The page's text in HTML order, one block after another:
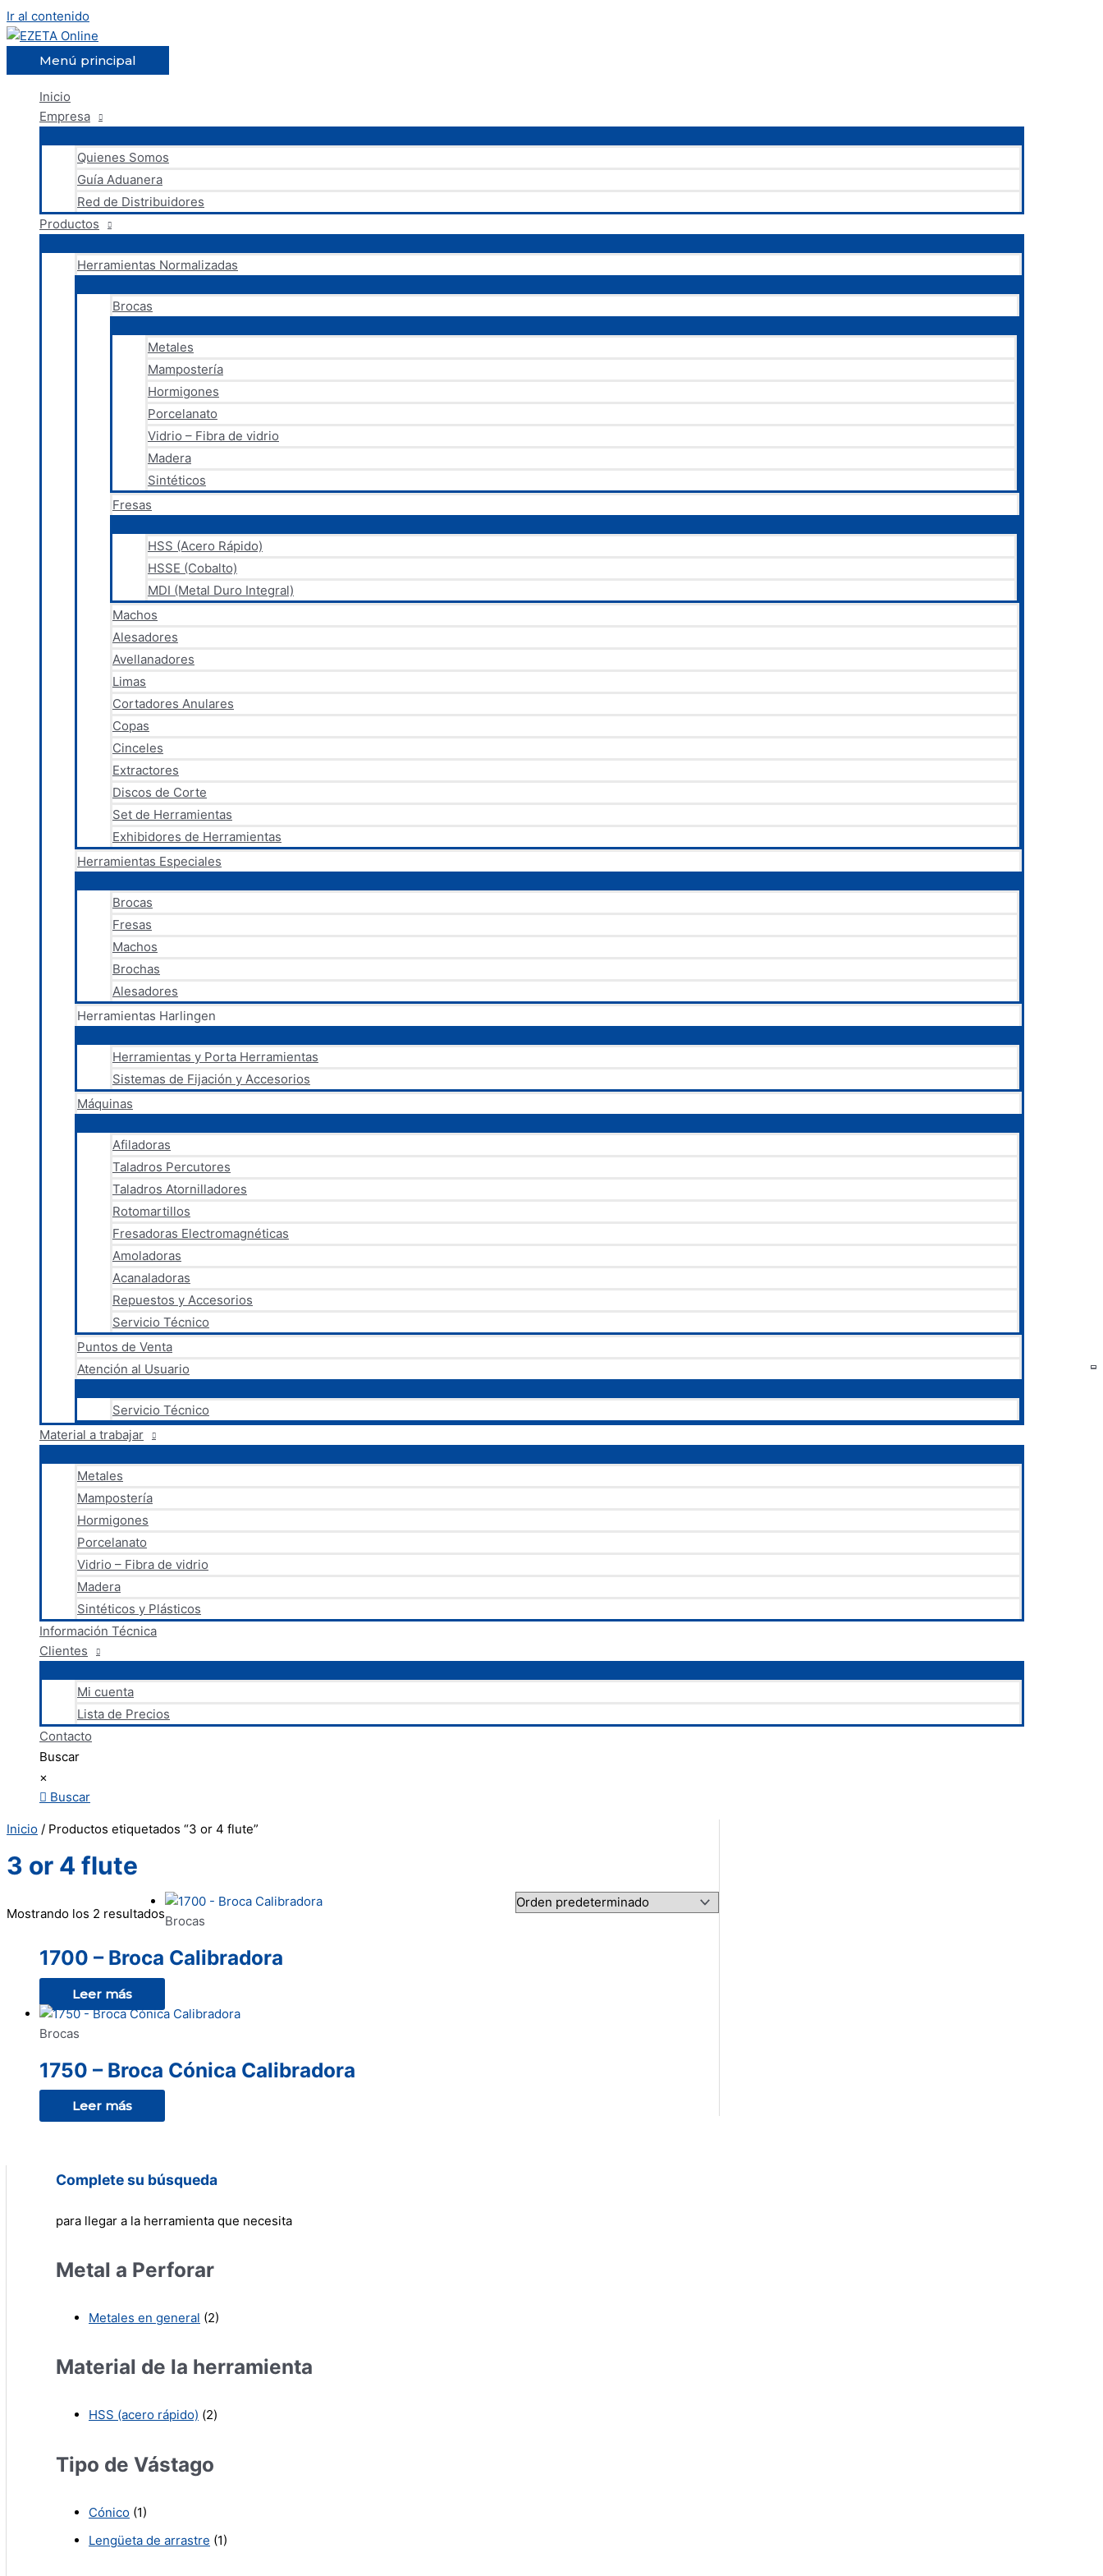
Ir al contenido
Menú principal
Inicio
Empresa
Quienes Somos
Guía Aduanera
Red de Distribuidores
Productos
Herramientas Normalizadas
Brocas
Metales
Mampostería
Hormigones
Porcelanato
Vidrio – Fibra de vidrio
Madera
Sintéticos
Fresas
HSS (Acero Rápido)
HSSE (Cobalto)
MDI (Metal Duro Integral)
Machos
Alesadores
Avellanadores
Limas
Cortadores Anulares
Copas
Cinceles
Extractores
Discos de Corte
Set de Herramientas
Exhibidores de Herramientas
Herramientas Especiales
Brocas
Fresas
Machos
Brochas
Alesadores
Herramientas Harlingen
Herramientas y Porta Herramientas
Sistemas de Fijación y Accesorios
Máquinas
Afiladoras
Taladros Percutores
Taladros Atornilladores
Rotomartillos
Fresadoras Electromagnéticas
Amoladoras
Acanaladoras
Repuestos y Accesorios
Servicio Técnico
Puntos de Venta
Atención al Usuario
Servicio Técnico
Material a trabajar
Metales
Mampostería
Hormigones
Porcelanato
Vidrio – Fibra de vidrio
Madera
Sintéticos y Plásticos
Información Técnica
Clientes
Mi cuenta
Lista de Precios
Contacto
Buscar
×
Buscar
Inicio / Productos etiquetados “3 or 4 flute”
3 or 4 flute
Mostrando los 2 resultadosBrocas
1700 – Broca Calibradora
Leer más
Brocas
1750 – Broca Cónica Calibradora
Leer más
Complete su búsqueda
para llegar a la herramienta que necesita
Metal a Perforar
Metales en general (2)
Material de la herramienta
HSS (acero rápido) (2)
Tipo de Vástago
Cónico (1)
Lengüeta de arrastre (1)